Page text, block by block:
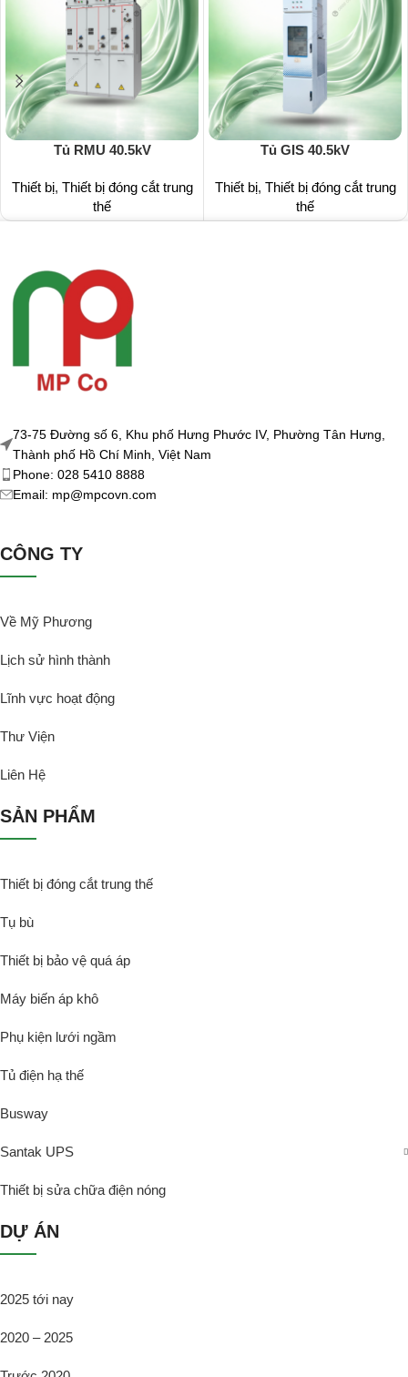
Tủ RMU 40.5kV
Thiết bị, Thiết bị đóng cắt trung
thế
Tủ GIS 40.5kV
Thiết bị, Thiết bị đóng cắt trung
thế
73-75 Đường số 6, Khu phố Hưng Phước IV, Phường Tân Hưng,
Thành phố Hồ Chí Minh, Việt Nam
Phone: 028 5410 8888
Email: mp@mpcovn.com
CÔNG TY
Về Mỹ Phương
Lịch sử hình thành
Lĩnh vực hoạt động
Thư Viện
Liên Hệ
SẢN PHẨM
Thiết bị đóng cắt trung thế
Tụ bù
Thiết bị bảo vệ quá áp
Máy biến áp khô
Phụ kiện lưới ngầm
Tủ điện hạ thế
Busway
Santak UPS
Thiết bị sửa chữa điện nóng
DỰ ÁN
2025 tới nay
2020 – 2025